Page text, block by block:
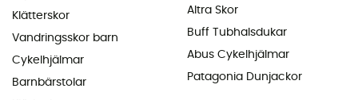
Klätterskor
Vandringsskor barn
Cykelhjälmar
Barnbärstolar
Altra Skor
Buff Tubhalsdukar
Abus Cykelhjälmar
Patagonia Dunjackor